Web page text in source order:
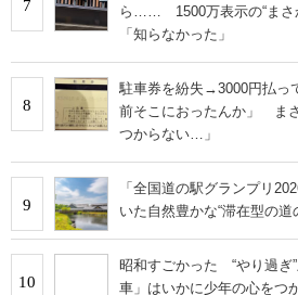
7
ら…… 1500万表示の“まさ
「知らなかった」
8
駐車券を紛失→3000円払
前そこにおったんか」 ま
つからない…」
9
「全国道の駅グランプリ
いた自然豊かな“滞在型の
10
昭和すごかった “やり過ぎ
車」はいかに少年の心をつ